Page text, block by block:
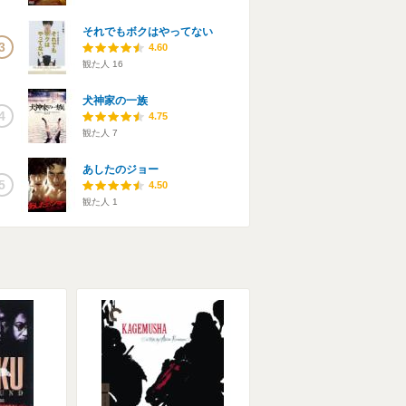
それでもボクはやってない
4.60
観た人 16
犬神家の一族
4.75
観た人 7
あしたのジョー
4.50
観た人 1